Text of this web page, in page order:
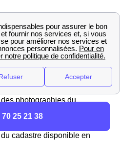
par transmettre votre
Vous devrez déposer un
informations essentielles :
maximale souhaitée
besoin en électricité
photographies du
cadastre disponible en
70 25 21 38